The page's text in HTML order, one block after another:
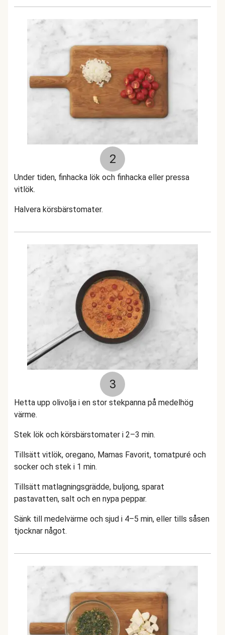
2
Under tiden, finhacka lök och finhacka eller pressa
vitlök.
Halvera körsbärstomater.
3
Hetta upp olivolja i en stor stekpanna på medelhög
värme.
Stek lök och körsbärstomater i 2–3 min.
Tillsätt vitlök, oregano, Mamas Favorit, tomatpuré och
socker och stek i 1 min.
Tillsätt matlagningsgrädde, buljong, sparat
pastavatten, salt och en nypa peppar.
Sänk till medelvärme och sjud i 4–5 min, eller tills såsen
tjocknar något.